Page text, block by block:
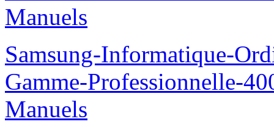
Manuels
Samsung-Informatique-
Gamme-Professionnelle-
Manuels